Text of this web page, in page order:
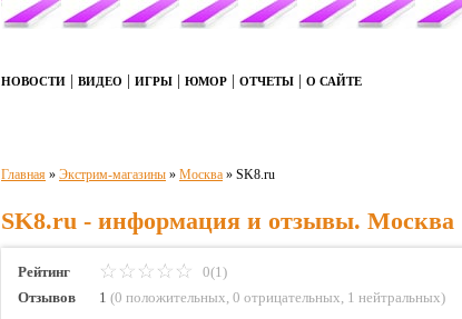
НОВОСТИ ВИДЕО ИГРЫ ЮМОР ОТЧЕТЫ О САЙТЕ
Главная » Экстрим-магазины » Москва » SK8.ru
SK8.ru - информация и отзывы. Москва
Рейтинг
0(1)
Отзывов
1 (0 положительных, 0 отрицательных, 1 нейтральных)